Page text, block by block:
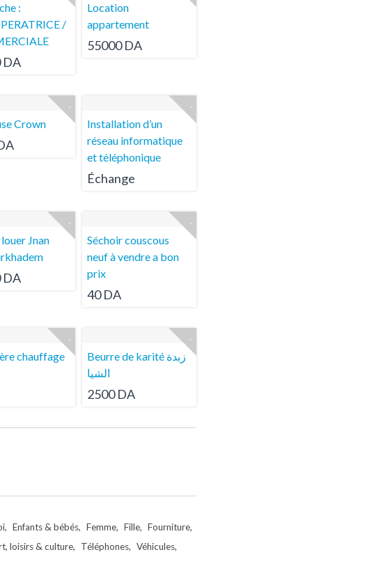
:
/
DA
Location
appartement
55000 DA
Crown
Installation d’un
réseau informatique
et téléphonique
Échange
Jnan
DA
Séchoir couscous
neuf à vendre a bon
prix
40 DA
chauffage
Beurre de karité زبدة
الشيا
2500 DA
Enfants & bébés Femme Fille
Fourniture
loisirs & culture Téléphones
Véhicules